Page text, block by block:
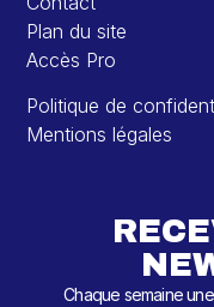
Plan du site
Accès Pro
Politique de
Mentions légales
Chaque semaine